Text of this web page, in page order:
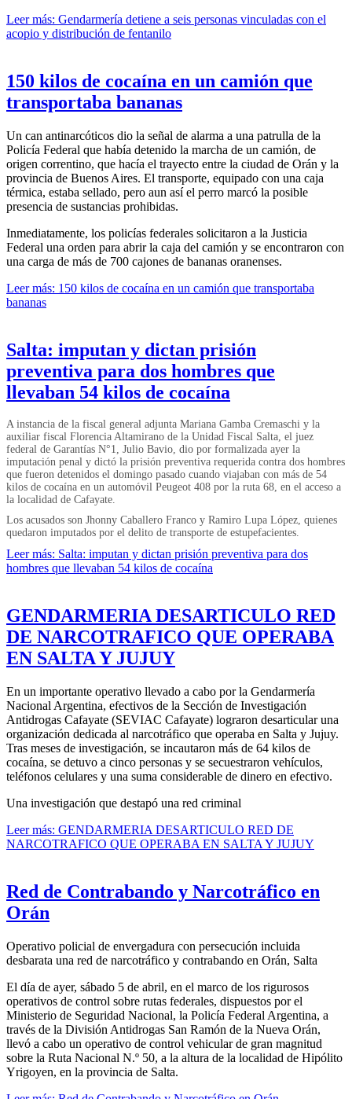
Leer más: Gendarmería detiene a seis personas vinculadas con el
acopio y distribución de fentanilo
150 kilos de cocaína en un camión que
transportaba bananas
Un can antinarcóticos dio la señal de alarma a una patrulla de la
Policía Federal que había detenido la marcha de un camión, de
origen correntino, que hacía el trayecto entre la ciudad de Orán y la
provincia de Buenos Aires. El transporte, equipado con una caja
térmica, estaba sellado, pero aun así el perro marcó la posible
presencia de sustancias prohibidas.
Inmediatamente, los policías federales solicitaron a la Justicia
Federal una orden para abrir la caja del camión y se encontraron con
una carga de más de 700 cajones de bananas oranenses.
Leer más: 150 kilos de cocaína en un camión que transportaba
bananas
Salta: imputan y dictan prisión
preventiva para dos hombres que
llevaban 54 kilos de cocaína
A instancia de la fiscal general adjunta Mariana Gamba Cremaschi y la
auxiliar fiscal Florencia Altamirano de la Unidad Fiscal Salta, el juez
federal de Garantías N°1, Julio Bavio, dio por formalizada ayer la
imputación penal y dictó la prisión preventiva requerida contra dos hombres
que fueron detenidos el domingo pasado cuando viajaban con más de 54
kilos de cocaína en un automóvil Peugeot 408 por la ruta 68, en el acceso a
la localidad de Cafayate.
Los acusados son Jhonny Caballero Franco y Ramiro Lupa López, quienes
quedaron imputados por el delito de transporte de estupefacientes.
Leer más: Salta: imputan y dictan prisión preventiva para dos
hombres que llevaban 54 kilos de cocaína
GENDARMERIA DESARTICULO RED
DE NARCOTRAFICO QUE OPERABA
EN SALTA Y JUJUY
En un importante operativo llevado a cabo por la Gendarmería
Nacional Argentina, efectivos de la Sección de Investigación
Antidrogas Cafayate (SEVIAC Cafayate) lograron desarticular una
organización dedicada al narcotráfico que operaba en Salta y Jujuy.
Tras meses de investigación, se incautaron más de 64 kilos de
cocaína, se detuvo a cinco personas y se secuestraron vehículos,
teléfonos celulares y una suma considerable de dinero en efectivo.
Una investigación que destapó una red criminal
Leer más: GENDARMERIA DESARTICULO RED DE
NARCOTRAFICO QUE OPERABA EN SALTA Y JUJUY
Red de Contrabando y Narcotráfico en
Orán
Operativo policial de envergadura con persecución incluida
desbarata una red de narcotráfico y contrabando en Orán, Salta
El día de ayer, sábado 5 de abril, en el marco de los rigurosos
operativos de control sobre rutas federales, dispuestos por el
Ministerio de Seguridad Nacional, la Policía Federal Argentina, a
través de la División Antidrogas San Ramón de la Nueva Orán,
llevó a cabo un operativo de control vehicular de gran magnitud
sobre la Ruta Nacional N.º 50, a la altura de la localidad de Hipólito
Yrigoyen, en la provincia de Salta.